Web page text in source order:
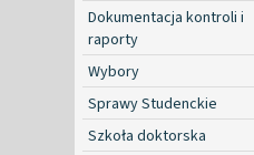
Dokumentacja kontroli i
raporty
Wybory
Sprawy Studenckie
Szkoła doktorska